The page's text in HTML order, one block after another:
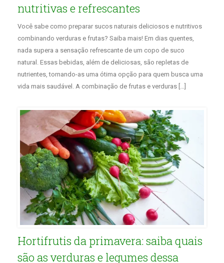
nutritivas e refrescantes
Você sabe como preparar sucos naturais deliciosos e nutritivos
combinando verduras e frutas? Saiba mais! Em dias quentes,
nada supera a sensação refrescante de um copo de suco
natural. Essas bebidas, além de deliciosas, são repletas de
nutrientes, tornando-as uma ótima opção para quem busca uma
vida mais saudável. A combinação de frutas e verduras […]
Hortifrutis da primavera: saiba quais
são as verduras e legumes dessa